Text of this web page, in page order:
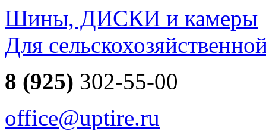
Шины, ДИСКИ и камеры
Для
8 (925) 302-55-00
office@uptire.ru